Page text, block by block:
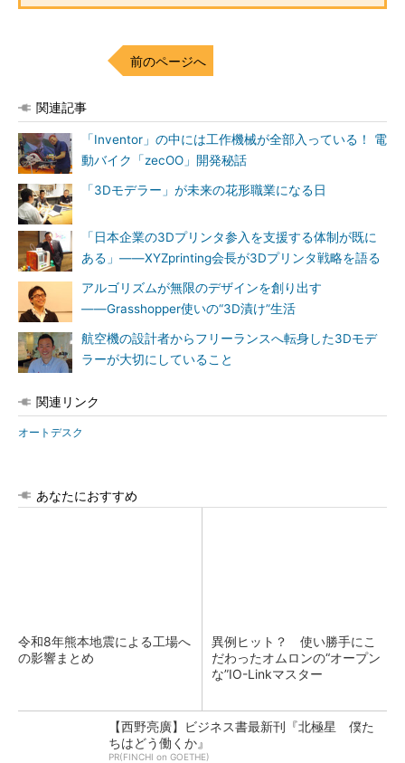
前のページへ
関連記事
「Inventor」の中には工作機械が全部入っている！ 電
動バイク「zecOO」開発秘話
「3Dモデラー」が未来の花形職業になる日
「日本企業の3Dプリンタ参入を支援する体制が既に
ある」――XYZprinting会長が3Dプリンタ戦略を語る
アルゴリズムが無限のデザインを創り出す
――Grasshopper使いの“3D漬け”生活
航空機の設計者からフリーランスへ転身した3Dモデ
ラーが大切にしていること
関連リンク
オートデスク
あなたにおすすめ
令和8年熊本地震による工場へ
の影響まとめ
異例ヒット？ 使い勝手にこ
だわったオムロンの“オープン
な”IO-Linkマスター
【西野亮廣】ビジネス書最新刊『北極星 僕た
ちはどう働くか』
PR(FINCHI on GOETHE)